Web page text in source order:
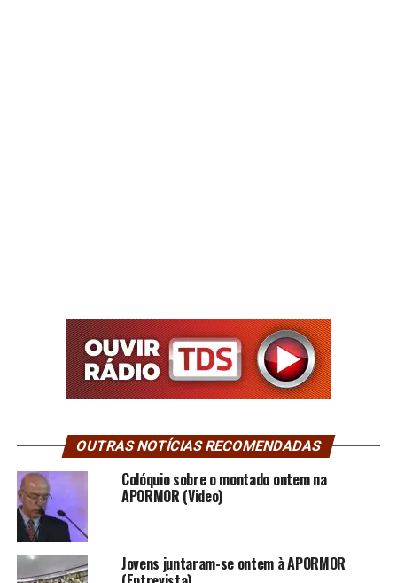
OUTRAS NOTÍCIAS RECOMENDADAS
Colóquio sobre o montado ontem na
APORMOR (Video)
Jovens juntaram-se ontem à APORMOR